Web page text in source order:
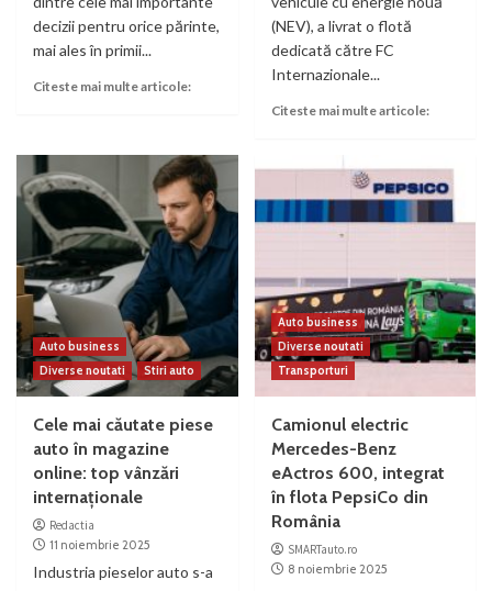
decizii pentru orice părinte,
mai ales în primii...
Citeste mai multe articole:
(NEV), a livrat o flotă
dedicată către FC
Internazionale...
Citeste mai multe articole:
Auto business
Diverse noutati
Stiri auto
Cele mai căutate piese
auto în magazine
online: top vânzări
internaționale
Redactia
11 noiembrie 2025
Industria pieselor auto s-a
Auto business
Diverse noutati
Transporturi
Camionul electric
Mercedes-Benz
eActros 600, integrat
în flota PepsiCo din
România
SMARTauto.ro
8 noiembrie 2025